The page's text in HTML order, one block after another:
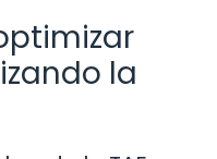
la